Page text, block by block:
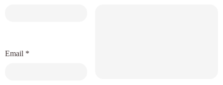
Email *